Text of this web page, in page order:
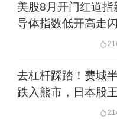
不过物价压力可
造业PMI从3月
月新高，其中
59.9，为2022
服务业PMI由3
美股8月开门红道指
导体指数低开高走
6%，亚马逊市值破
去杠杆踩踏！费城
跌入熊市，日本股